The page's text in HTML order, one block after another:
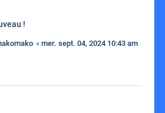
!
« mer. sept. 04, 2024 10:43 am